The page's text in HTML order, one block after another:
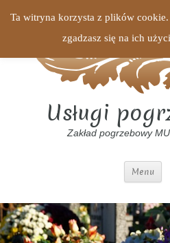
Usługi
Zakład pogrzebowy
Menu
Ta witryna korzysta z plików
zgadzasz się na ich